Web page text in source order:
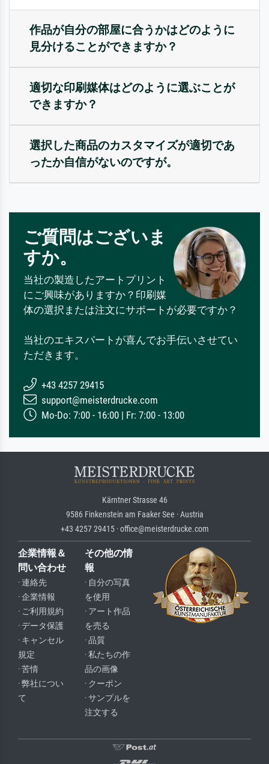
作品が自分の部屋に合うかはどのように
見分けることができますか？
適切な印刷媒体はどのように選ぶことが
できますか？
選択した商品のカスタマイズが適切であ
ったか自信がないのですが。
ご質問はございま
すか。
当社の製造したアートプリント
にご興味がありますか？印刷媒
体の選択または注文にサポートが必要ですか？
当社のエキスパートが喜んでお手伝いさせてい
ただきます。
+43 4257 29415
support@meisterdrucke.com
Mo-Do: 7:00 - 16:00 | Fr: 7:00 - 13:00
Kärntner Strasse 46
9586 Finkenstein am Faaker See · Austria
+43 4257 29415 · office@meisterdrucke.com
企業情報＆
問い合わせ
· 連絡先
· 企業情報
· ご利用規約
· データ保護
· キャンセル
規定
· 苦情
· 弊社につい
て
その他の情
報
· 自分の写真
を使用
· アート作品
を売る
· 品質
· 私たちの作
品の画像
· クーポン
· サンプルを
注文する